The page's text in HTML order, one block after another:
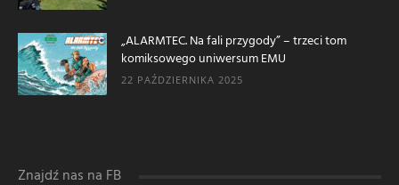
„ALARMTEC. Na fali przygody” – trzeci tom
komiksowego uniwersum EMU
22 PAŹDZIERNIKA 2025
Znajdź nas na FB